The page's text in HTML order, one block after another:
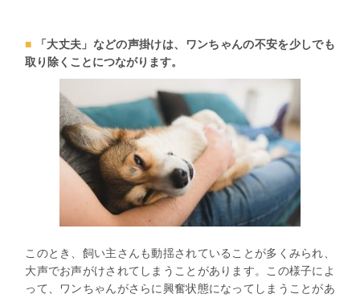
「大丈夫」などの声掛けは、ワンちゃんの不安を少しでも
取り除くことにつながります。
このとき、 飼い主さんも動揺されている ことが多くみられ、
大声でお声がけされてしまうことがあります。この様子によ
って、ワンちゃんがさらに興奮状態になってしまうことがあ